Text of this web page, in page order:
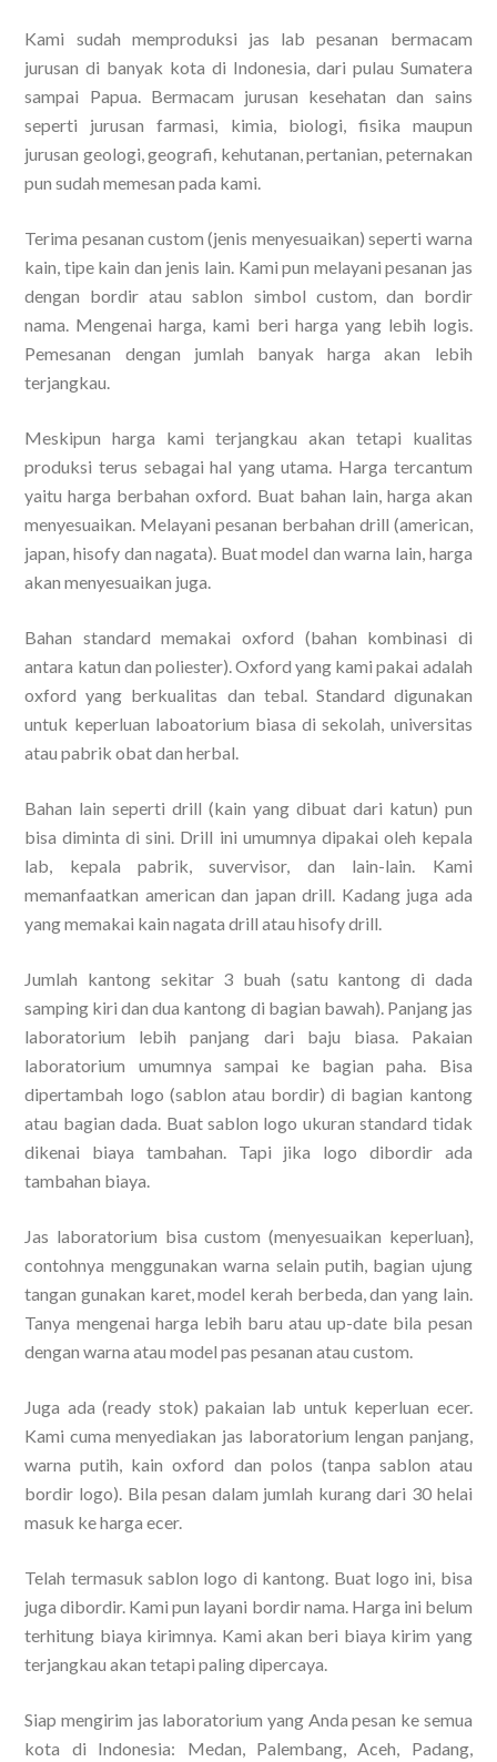
Kami sudah memproduksi jas lab pesanan bermacam
jurusan di banyak kota di Indonesia, dari pulau Sumatera
sampai Papua. Bermacam jurusan kesehatan dan sains
seperti jurusan farmasi, kimia, biologi, fisika maupun
jurusan geologi, geografi, kehutanan, pertanian, peternakan
pun sudah memesan pada kami.
Terima pesanan custom (jenis menyesuaikan) seperti warna
kain, tipe kain dan jenis lain. Kami pun melayani pesanan jas
dengan bordir atau sablon simbol custom, dan bordir
nama. Mengenai harga, kami beri harga yang lebih logis.
Pemesanan dengan jumlah banyak harga akan lebih
terjangkau.
Meskipun harga kami terjangkau akan tetapi kualitas
produksi terus sebagai hal yang utama. Harga tercantum
yaitu harga berbahan oxford. Buat bahan lain, harga akan
menyesuaikan. Melayani pesanan berbahan drill (american,
japan, hisofy dan nagata). Buat model dan warna lain, harga
akan menyesuaikan juga.
Bahan standard memakai oxford (bahan kombinasi di
antara katun dan poliester). Oxford yang kami pakai adalah
oxford yang berkualitas dan tebal. Standard digunakan
untuk keperluan laboatorium biasa di sekolah, universitas
atau pabrik obat dan herbal.
Bahan lain seperti drill (kain yang dibuat dari katun) pun
bisa diminta di sini. Drill ini umumnya dipakai oleh kepala
lab, kepala pabrik, suvervisor, dan lain-lain. Kami
memanfaatkan american dan japan drill. Kadang juga ada
yang memakai kain nagata drill atau hisofy drill.
Jumlah kantong sekitar 3 buah (satu kantong di dada
samping kiri dan dua kantong di bagian bawah). Panjang jas
laboratorium lebih panjang dari baju biasa. Pakaian
laboratorium umumnya sampai ke bagian paha. Bisa
dipertambah logo (sablon atau bordir) di bagian kantong
atau bagian dada. Buat sablon logo ukuran standard tidak
dikenai biaya tambahan. Tapi jika logo dibordir ada
tambahan biaya.
Jas laboratorium bisa custom (menyesuaikan keperluan},
contohnya menggunakan warna selain putih, bagian ujung
tangan gunakan karet, model kerah berbeda, dan yang lain.
Tanya mengenai harga lebih baru atau up-date bila pesan
dengan warna atau model pas pesanan atau custom.
Juga ada (ready stok) pakaian lab untuk keperluan ecer.
Kami cuma menyediakan jas laboratorium lengan panjang,
warna putih, kain oxford dan polos (tanpa sablon atau
bordir logo). Bila pesan dalam jumlah kurang dari 30 helai
masuk ke harga ecer.
Telah termasuk sablon logo di kantong. Buat logo ini, bisa
juga dibordir. Kami pun layani bordir nama. Harga ini belum
terhitung biaya kirimnya. Kami akan beri biaya kirim yang
terjangkau akan tetapi paling dipercaya.
Siap mengirim jas laboratorium yang Anda pesan ke semua
kota di Indonesia: Medan, Palembang, Aceh, Padang,